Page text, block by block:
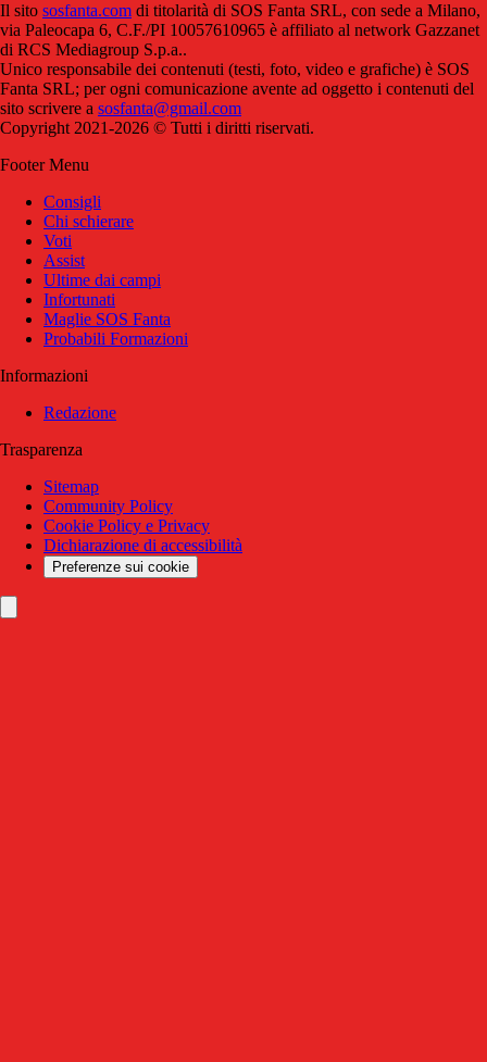
Il sito sosfanta.com di titolarità di SOS Fanta SRL, con sede a Milano,
via Paleocapa 6, C.F./PI 10057610965 è affiliato al network Gazzanet
di RCS Mediagroup S.p.a..
Unico responsabile dei contenuti (testi, foto, video e grafiche) è SOS
Fanta SRL; per ogni comunicazione avente ad oggetto i contenuti del
sito scrivere a sosfanta@gmail.com
Copyright 2021-2026 © Tutti i diritti riservati.
Footer Menu
Consigli
Chi schierare
Voti
Assist
Ultime dai campi
Infortunati
Maglie SOS Fanta
Probabili Formazioni
Informazioni
Redazione
Trasparenza
Sitemap
Community Policy
Cookie Policy e Privacy
Dichiarazione di accessibilità
Preferenze sui cookie